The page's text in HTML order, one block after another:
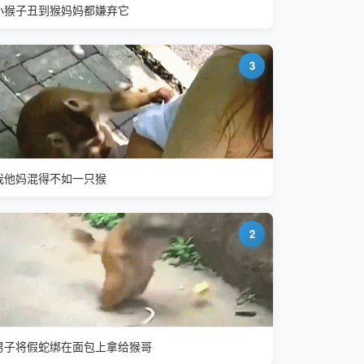
猴子丑到猴妈妈都嫌弃它
3
他妈混得不如一只猴
2
子将假蛇绑在面包上拿给猴哥